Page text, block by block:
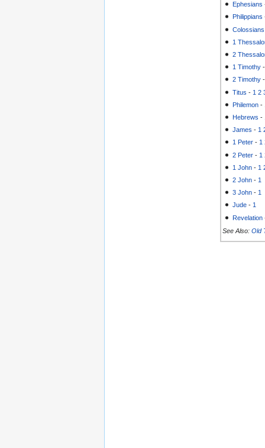
Ephesians
Philippians
Colossians
1
2
1 Timothy
2 Timothy
Titus - 1 2
Philemon -
Hebrews -
James - 1
1 Peter -1
2 Peter - 1
1 John - 1
2 John - 1
3 John - 1
Jude -1
Revelation
See Also: Old